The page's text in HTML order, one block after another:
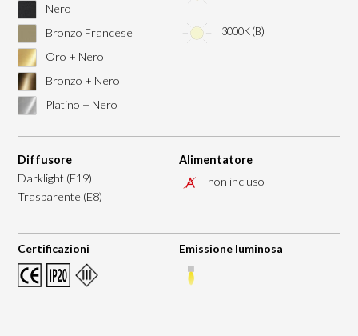
Nero
Bronzo Francese
Oro + Nero
Bronzo + Nero
Platino + Nero
3000K (B)
Diffusore
Darklight (E19)
Trasparente (E8)
Alimentatore
non incluso
Certificazioni Emissione luminosa